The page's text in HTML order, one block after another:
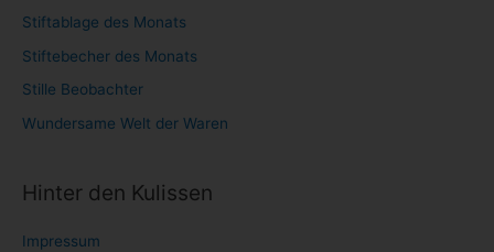
Stiftablage des Monats
Stiftebecher des Monats
Stille Beobachter
Wundersame Welt der Waren
Hinter den Kulissen
Impressum